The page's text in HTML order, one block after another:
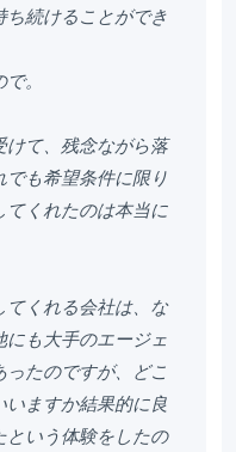
ち続けることができ
。
て、残念ながら落
でも希望条件に限り
くれたのは本当に
くれる会社は、な
も大手のエージェ
たのですが、どこ
ますか結果的に良
という体験をしたの